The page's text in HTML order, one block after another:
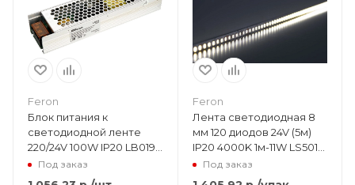
Feron
Блок питания к
светодиодной ленте
220/24V 100W IP20 LB019
(190х50х31) 41059
Под заказ
Feron
Лента светодиодная 8
мм 120 диодов 24V (5м)
IP20 4000K 1м-11W LS501
41057
Под заказ